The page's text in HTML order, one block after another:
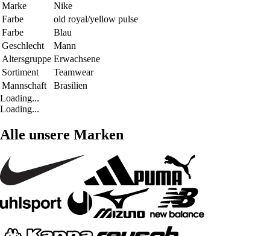
Marke
Nike
Farbe
old royal/yellow pulse
Farbe
Blau
Geschlecht
Mann
Altersgruppe Erwachsene
Sortiment
Teamwear
Mannschaft
Brasilien
Loading...
Loading...
Alle unsere Marken